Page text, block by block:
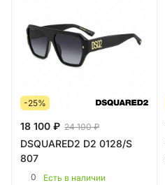
-25%
18 100 ₽ 24 100 ₽
DSQUARED2 D2 0128/S
807
0 Есть в наличии